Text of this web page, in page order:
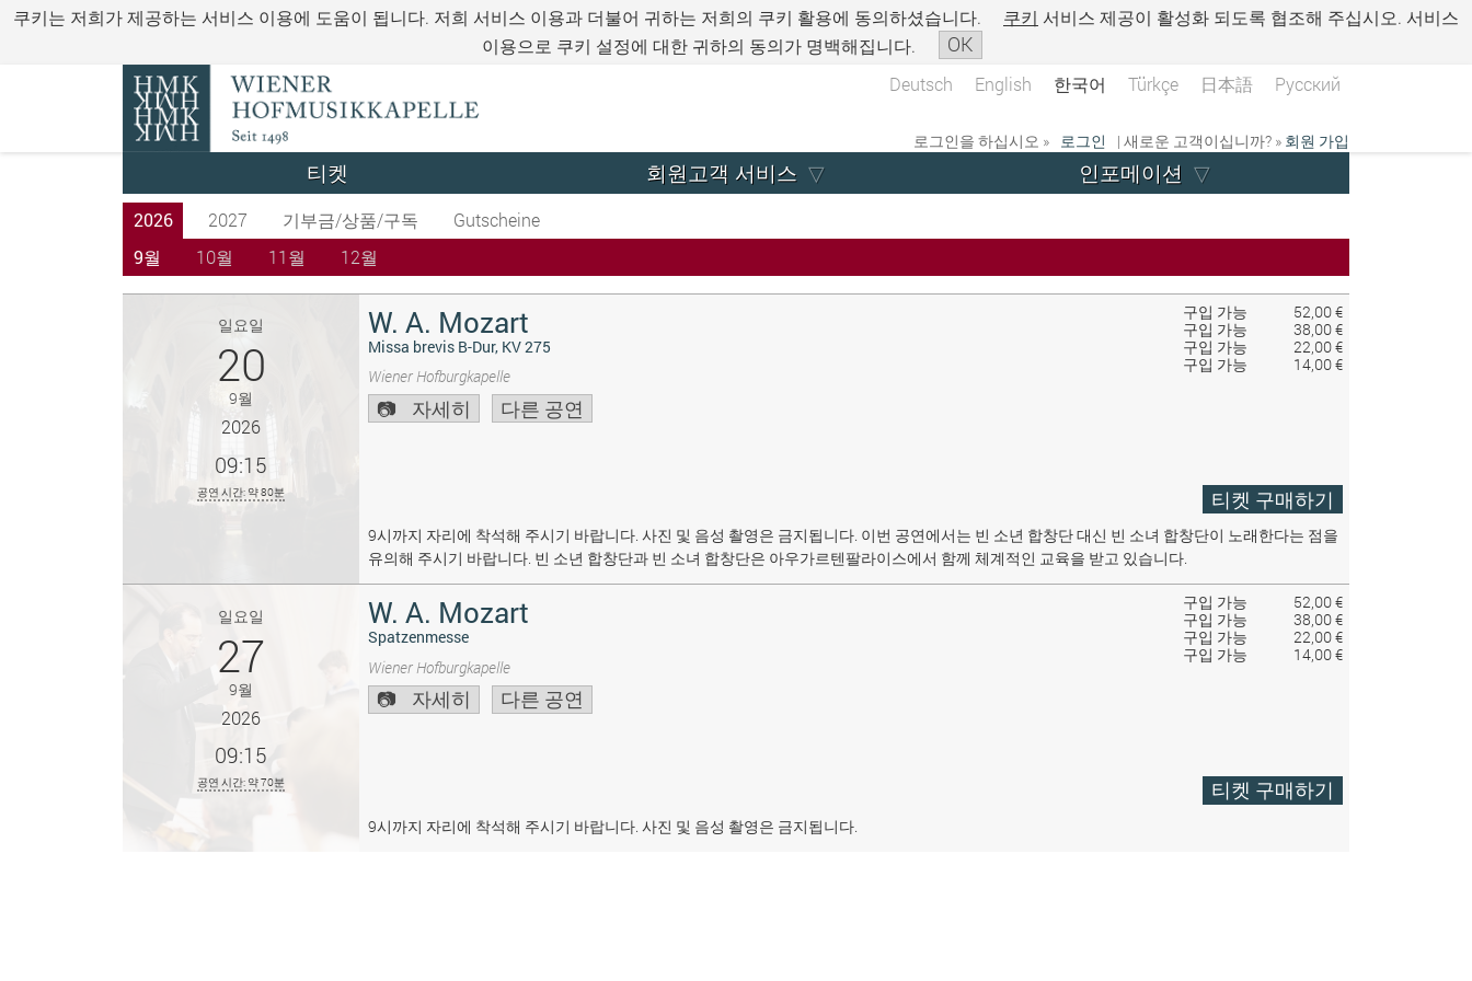
쿠키는 저희가 제공하는 서비스 이용에 도움이 됩니다. 저희 서비스 이용과 더불어 귀하는 저희의 쿠키 활용에 동의하셨습니다. 쿠키 서비스 제공이 활성화 되도록 협조해 주십시오. 서비스
이용으로 쿠키 설정에 대한 귀하의 동의가 명백해집니다.
OK
Deutsch English 한국어 Türkçe 日本語 Русский
로그인을 하십시오 » 로그인 | 새로운 고객이십니까? » 회원 가입
티켓 회원고객 서비스 인포메이션
2026 2027 기부금/상품/구독
Gutscheine
9월
10월 11월 12월
구입 가능
52,00 €
구입 가능
38,00 €
구입 가능
22,00 €
구입 가능
14,00 €
일요일
20
9월
2026
09:15
공연 시간: 약 80분
W. A. Mozart
Missa brevis B-Dur, KV 275
Wiener Hofburgkapelle
자세히 다른 공연
티켓 구매하기
9시까지 자리에 착석해 주시기 바랍니다. 사진 및 음성 촬영은 금지됩니다. 이번 공연에서는 빈 소년 합창단 대신 빈 소녀 합창단이 노래한다는 점을
유의해 주시기 바랍니다. 빈 소년 합창단과 빈 소녀 합창단은 아우가르텐팔라이스에서 함께 체계적인 교육을 받고 있습니다.
구입 가능
52,00 €
구입 가능
38,00 €
구입 가능
22,00 €
구입 가능
14,00 €
일요일
27
9월
2026
09:15
공연 시간: 약 70분
W. A. Mozart
Spatzenmesse
Wiener Hofburgkapelle
자세히 다른 공연
티켓 구매하기
9시까지 자리에 착석해 주시기 바랍니다. 사진 및 음성 촬영은 금지됩니다.